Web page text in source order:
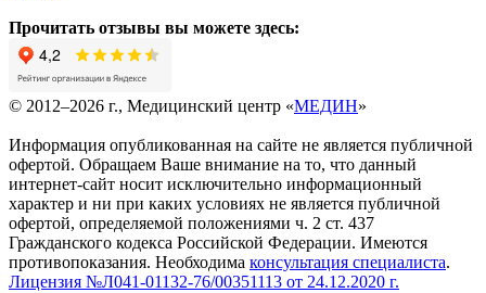
Прочитать отзывы вы можете здесь:
© 2012–2026 г., Медицинский центр «МЕДИН»
Информация опубликованная на сайте не является публичной
офертой. Обращаем Ваше внимание на то, что данный
интернет-сайт носит исключительно информационный
характер и ни при каких условиях не является публичной
офертой, определяемой положениями ч. 2 ст. 437
Гражданского кодекса Российской Федерации. Имеются
противопоказания. Необходима консультация специалиста.
Лицензия №Л041-01132-76/00351113 от 24.12.2020 г.